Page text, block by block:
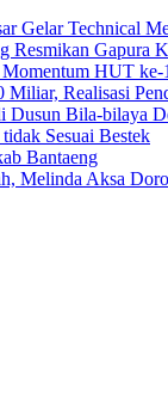
Gelar Technical
Resmikan Gapura
Momentum HUT ke-
Realisasi
Dusun Bila-bilaya
Sesuai Bestek
Bantaeng
Melinda Aksa